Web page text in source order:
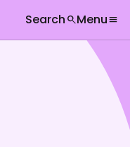
Search searchMenumenu
Languages